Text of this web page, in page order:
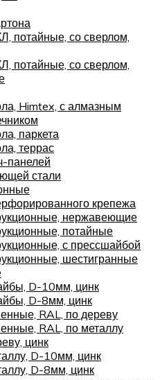
потайные, со сверлом,
потайные, со сверлом,
Himtex, с алмазным
паркета
террас
панелей
стали
крепежа
нержавеющие
потайные
с прессшайбой
шестигранные
D-10мм, цинк
D-8мм, цинк
RAL, по дереву
RAL, по металлу
цинк
D-10мм, цинк
D-8мм, цинк